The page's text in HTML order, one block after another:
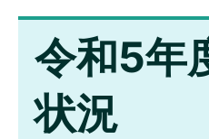
令和5年
状況